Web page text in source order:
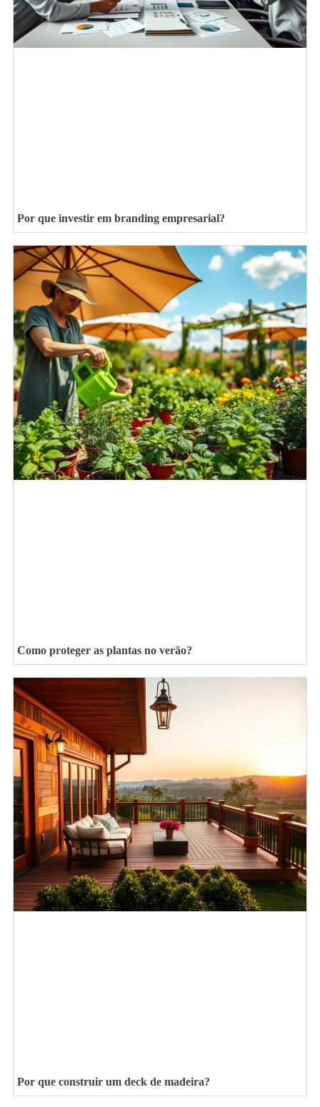
Por que investir em branding empresarial?
Como proteger as plantas no verão?
Por que construir um deck de madeira?